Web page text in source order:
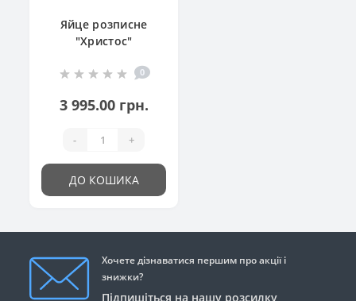
Яйце розписне
"Христос"
0
3 995.00 грн.
- +
ДО КОШИКА
Хочете дізнаватися першим про акції і
знижки?
Підпишіться на нашу розсилку